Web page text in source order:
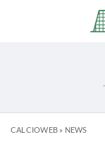
CALCIOWEB» NEWS